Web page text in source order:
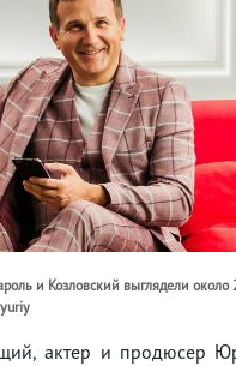
и Козловский выглядели около
актер и продюсер